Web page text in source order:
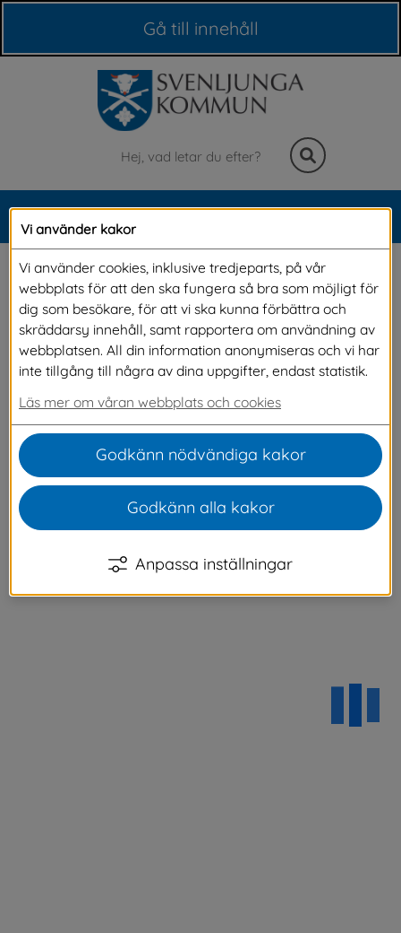
Gå till innehåll
Sök
Meny
Lediga tomter
För den som vill bygga nytt kan vi erbjuda
tomter i attraktiva lägen, med närhet till
naturen och mycket förmånliga prislägen. På
denna sida får du reda på vilka lediga tomter
vi har just nu.
Vi använder kakor
Vi använder cookies, inklusive tredjeparts, på vår
webbplats för att den ska fungera så bra som möjligt för
dig som besökare, för att vi ska kunna förbättra och
skräddarsy innehåll, samt rapportera om användning av
webbplatsen. All din information anonymiseras och vi har
inte tillgång till några av dina uppgifter, endast statistik.
Läs mer om våran webbplats och cookies
Godkänn nödvändiga kakor
Godkänn alla kakor
Anpassa inställningar